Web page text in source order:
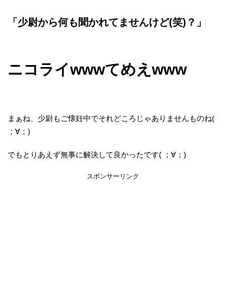
「少尉から何も聞かれてませんけど(笑)？」
ニコライwwwてめえwww
まぁね、少尉もご懐妊中でそれどころじゃありませんものね(
；∀；)
でもとりあえず無事に解決して良かったです( ；∀；)
スポンサーリンク